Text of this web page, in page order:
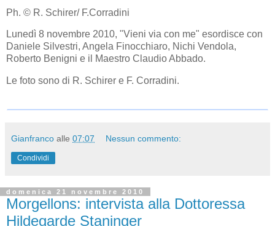
Ph. © R. Schirer/ F.Corradini
Lunedì 8 novembre 2010, "Vieni via con me" esordisce con